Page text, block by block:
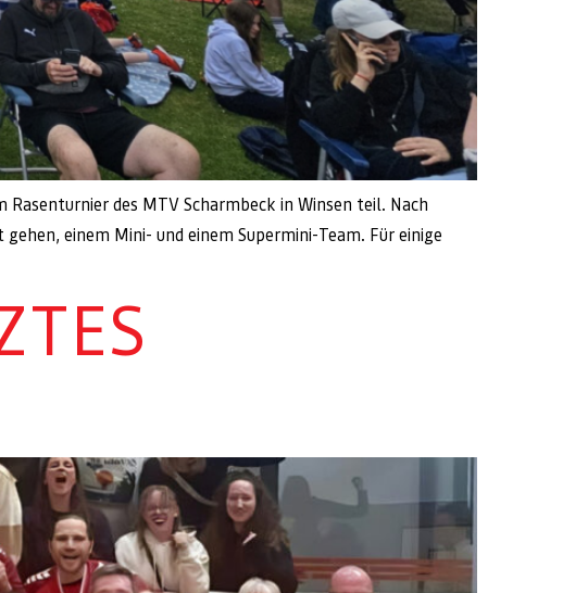
des MTV Scharmbeck in Winsen teil. Nach
einem Mini- und einem Supermini-Team. Für einige